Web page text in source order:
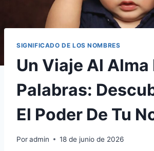
SIGNIFICADO DE LOS NOMBRES
Un Viaje Al Alma
Palabras:
El Poder De Tu
Poradmin 18 de junio de 2026